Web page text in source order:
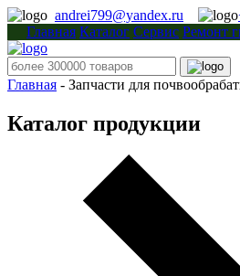
andrei799@yandex.ru
Главная Каталог Сервис Ремонт
Главная - Запчасти для
Каталог продукции